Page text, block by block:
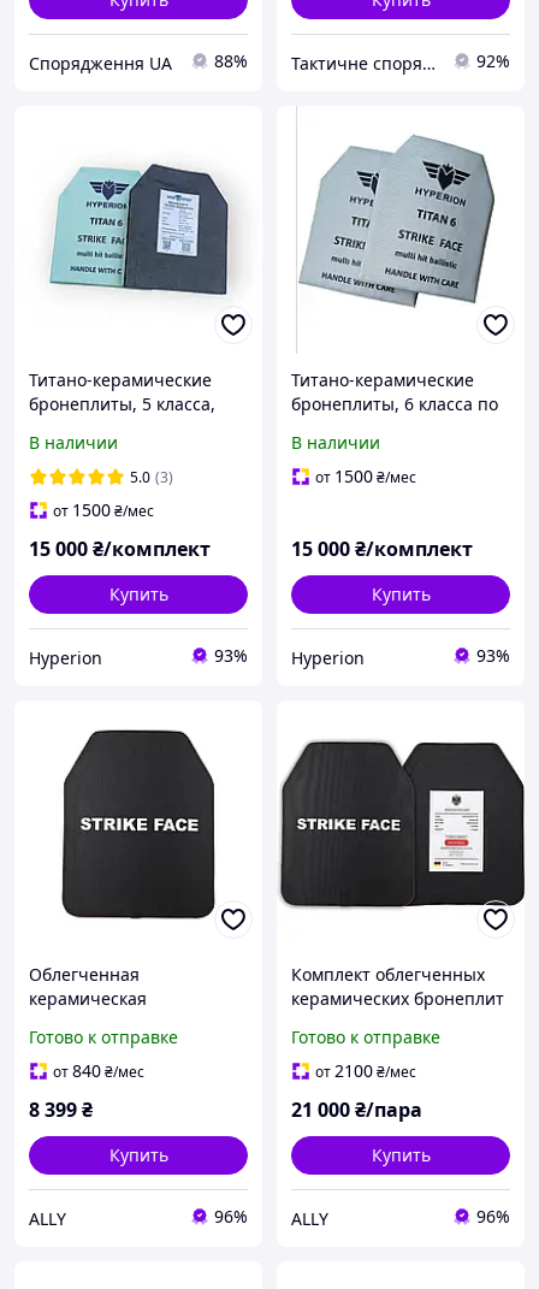
Спорядження UA 88% Тактичне спорядження 92%
Титано-керамические
бронеплиты, 5 класса,
В наличии
5.0 (3)
от 1500₴/мес
15 000₴/комплект
Купить
Hyperion 93%
Титано-керамические
бронеплиты, 6 класса по
В наличии
от 1500₴/мес
15 000₴/комплект
Купить
Hyperion 93%
Облегченная
керамическая
ДСТУ NIJ III+ Мedium 2,3
кг
Готово к отправке
от840₴/мес
8 399₴
Купить
ALLY 96%
Комплект облегченных
керамических бронеплит
NIJ IV 0101.06 2,4 кг
Готово к отправке
от2100₴/мес
21 000₴/пара
Купить
ALLY 96%